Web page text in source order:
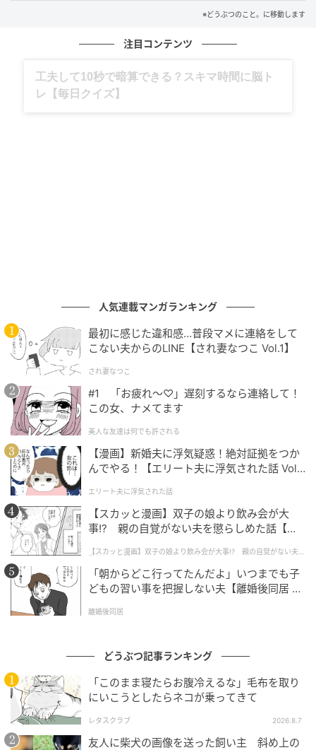
元記事で読む
もうすぐお母さんになる猫さん、出産前に赤
ちゃんにご挨拶
の記事をもっとみる
※どうぶつのこと。に移動します
注目コンテンツ
グルメ、ギャグ、子育て、旅行記……全部、読
めます。
人気連載マンガランキング
最初に感じた違和感…普段マメに連絡をして
こない夫からのLINE【され妻なつこ Vol.1】
され妻なつこ
#1 「お疲れ〜♡」遅刻するなら連絡して！
この女、ナメてます
美人な友達は何でも許される
【漫画】新婚夫に浮気疑惑！絶対証拠をつか
んでやる！【エリート夫に浮気された話 Vol.
エリート夫に浮気された話
【スカッと漫画】双子の娘より飲み会が大
事!? 親の自覚がない夫を懲らしめた話【第1
【スカッと漫画】双子の娘より飲み会が大事!? 親の自覚がない夫を
懲らしめた話
「朝からどこ行ってたんだよ」いつまでも子
どもの習い事を把握しない夫【離婚後同居 Vo
離婚後同居
どうぶつ記事ランキング
「このまま寝たらお腹冷えるな」毛布を取り
にいこうとしたらネコが乗ってきて
レタスクラブ 2026.8.7
友人に柴犬の画像を送った飼い主 斜め上の